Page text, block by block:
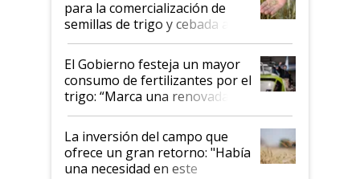
para la comercialización de
semillas de trigo y cebada a
granel
El Gobierno festeja un mayor
consumo de fertilizantes por el
trigo: “Marca una renovada
confianza de los productores”
La inversión del campo que
ofrece un gran retorno: "Había
una necesidad en este